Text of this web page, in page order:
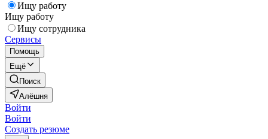
Ищу работу
Ищу работу
Ищу сотрудника
Сервисы
Помощь
Ещё
Поиск
Алёшня
Войти
Войти
Создать резюме